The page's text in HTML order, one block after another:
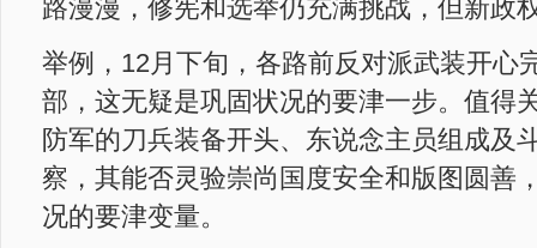
路漫漫，修宪和选举仍充满挑战，但新政
举例，12月下旬，各路前反对派武装开心
部，这无疑是巩固状况的要津一步。值得
防军的刀兵装备开头、东说念主员组成及
察，其能否灵验崇尚国度安全和版图圆善
况的要津变量。